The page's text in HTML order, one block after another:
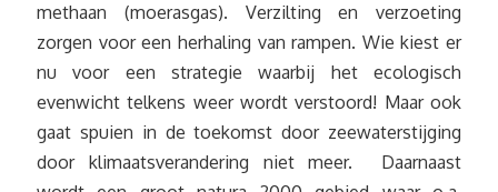
methaan (moerasgas). Verzilting en verzoeting
zorgen voor een herhaling van rampen. Wie kiest er
nu voor een strategie waarbij het ecologisch
evenwicht telkens weer wordt verstoord! Maar ook
gaat spuien in de toekomst door zeewaterstijging
door klimaatsverandering niet meer. Daarnaast